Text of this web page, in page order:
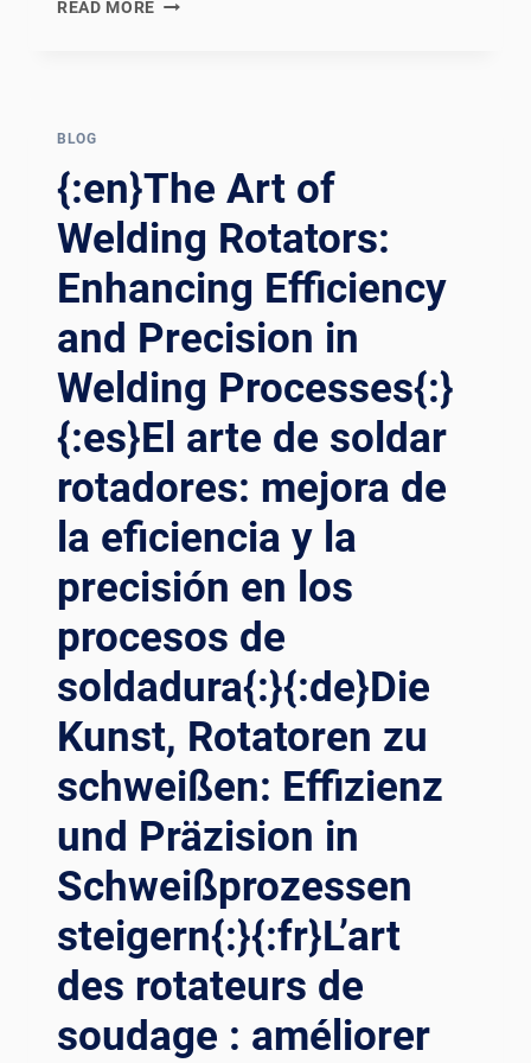
READ MORE
ROTATORS
IN
STREAMLINING
INDUSTRIAL
PROCESSES{:}
{:ES}MAXIMIZAR
LA
EFICIENCIA
LA
EL
PAPEL
DE
LOS
ROTADORES
DE
SOLDADURA
EN
RACIONALIZACIÓN
LOS
PROCESOS
INDUSTRIALES{:}
{:DE}MAXIMIERUNG
DER
SCHWEISSEFFIZIENZ: D
IE R
OLLE V
CHWEISSROTATOREN BE
BLOG
{:en}The Art of
Welding Rotators:
Enhancing Efficiency
and Precision in
Welding Processes{:}
{:es}El arte de soldar
rotadores: mejora de
la eficiencia y la
precisión en los
procesos de
soldadura{:}{:de}Die
Kunst, Rotatoren zu
schweißen: Effizienz
und Präzision in
Schweißprozessen
steigern{:}{:fr}L’art
des rotateurs de
soudage : améliorer